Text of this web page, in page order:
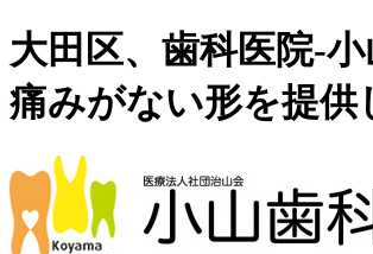
大田区、歯科医院-
痛みがない形を提供